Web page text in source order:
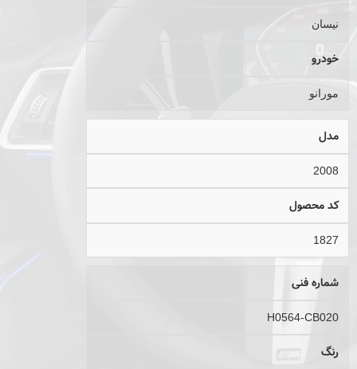
نیسان
خودرو
مورانو
مدل
2008
کد محصول
1827
شماره فنی
H0564-CB020
رنگ